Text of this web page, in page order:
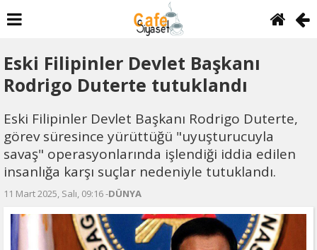
Eski Filipinler Devlet Başkanı
Rodrigo Duterte tutuklandı
Eski Filipinler Devlet Başkanı Rodrigo Duterte,
görev süresince yürüttüğü "uyuşturucuyla
savaş" operasyonlarında işlendiği iddia edilen
insanlığa karşı suçlar nedeniyle tutuklandı.
11 Mart 2025, Salı, 09:16 -DÜNYA